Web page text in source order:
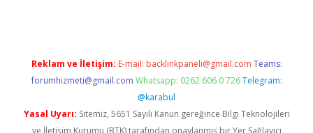
Reklam ve İletişim: E-mail: backlinkpaneli@gmail.com Teams:
forumhizmeti@gmail.com Whatsapp: 0262 606 0 726 Telegram:
@karabul
Yasal Uyarı: Sitemiz, 5651 Sayılı Kanun gereğince Bilgi Teknolojileri
ve İletişim Kurumu (BTK) tarafından onaylanmış bir Yer Sağlayıcı